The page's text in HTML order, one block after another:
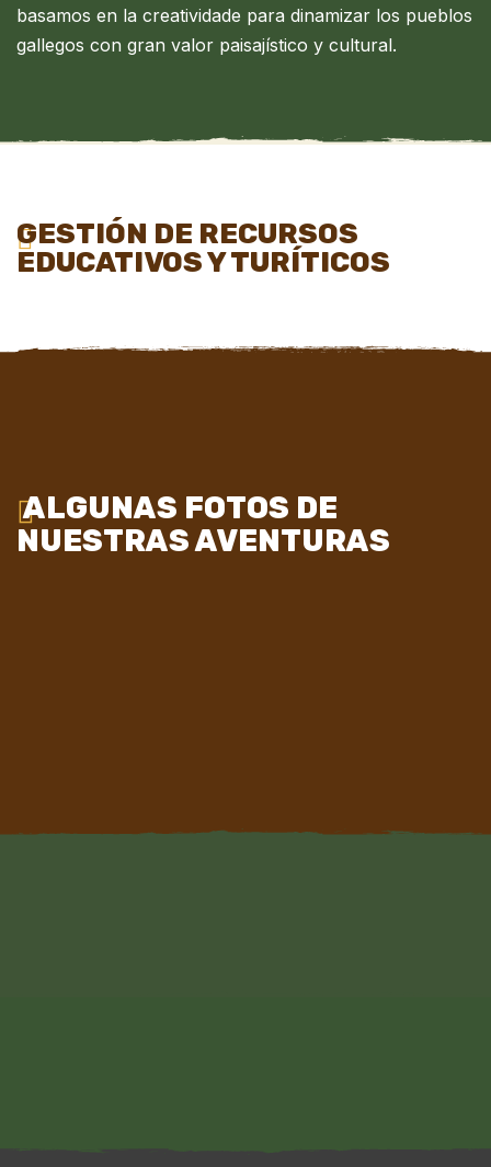
basamos en la creatividade para dinamizar los pueblos
gallegos con gran valor paisajístico y cultural.
GESTIÓN DE RECURSOS
EDUCATIVOS Y TURÍTICOS
ALGUNAS FOTOS DE
NUESTRAS AVENTURAS